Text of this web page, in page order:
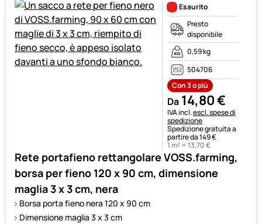
Rete portafieno rettangolare VOSS.farming,
borsa per fieno 120 x 90 cm, dimensione
maglia 3 x 3 cm, nera
Borsa porta fieno nera 120 x 90 cm
Dimensione maglia 3 x 3 cm
Esaurito
Presto
disponibile
0,59 kg
504706
Con 3 o più
Da 14,80€
Informazioni fiscali:
IVA incl.escl. spese di
spedizione
Spedizione gratuita a
partire da 149 €
1 m² =13,70€